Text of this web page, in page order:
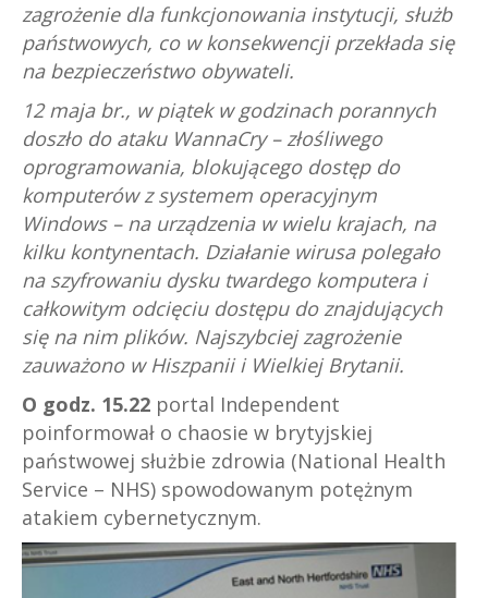
zagrożenie dla funkcjonowania instytucji, służb
państwowych, co w konsekwencji przekłada się
na bezpieczeństwo obywateli.
12 maja br., w piątek w godzinach porannych
doszło do ataku WannaCry – złośliwego
oprogramowania, blokującego dostęp do
komputerów z systemem operacyjnym
Windows – na urządzenia w wielu krajach, na
kilku kontynentach. Działanie wirusa polegało
na szyfrowaniu dysku twardego komputera i
całkowitym odcięciu dostępu do znajdujących
się na nim plików. Najszybciej zagrożenie
zauważono w Hiszpanii i Wielkiej Brytanii.
O godz. 15.22 portal Independent
poinformował o chaosie w brytyjskiej
państwowej służbie zdrowia (National Health
Service – NHS) spowodowanym potężnym
atakiem cybernetycznym.